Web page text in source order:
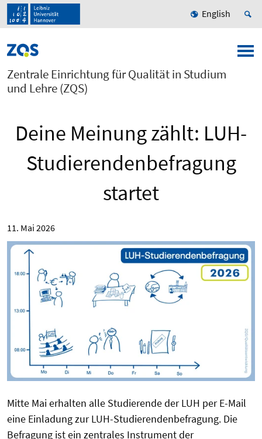
English
Zentrale Einrichtung für Qualität in Studium
und Lehre (ZQS)
Deine Meinung zählt: LUH-
Studierendenbefragung
startet
11. Mai 2026
Mitte Mai erhalten alle Studierende der LUH per E-Mail
eine Einladung zur LUH-Studierendenbefragung. Die
Befragung ist ein zentrales Instrument der